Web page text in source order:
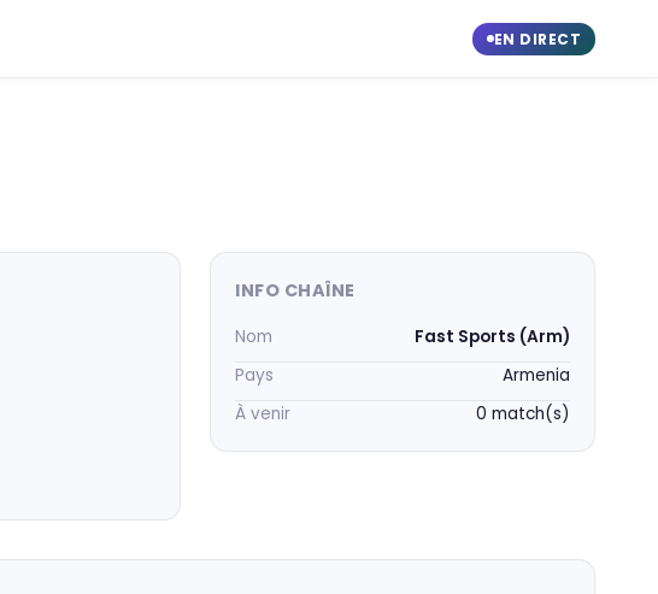
EN DIRECT
INFO CHAÎNE
Nom
Fast Sports (Arm)
Pays
Armenia
À venir
0 match(s)